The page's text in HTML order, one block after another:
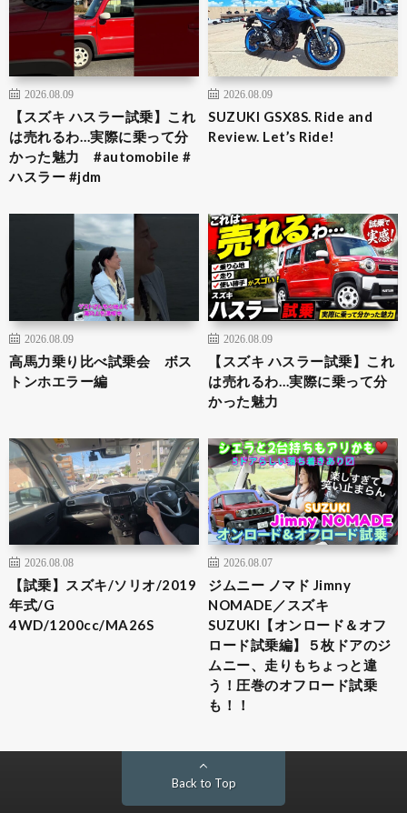
2026.08.09
【スズキ ハスラー試乗】これ
は売れるわ…実際に乗って分
かった魅力 #automobile #
ハスラー #jdm
2026.08.09
SUZUKI GSX8S. Ride and
Review. Let’s Ride!
2026.08.09
高馬力乗り比べ試乗会 ボス
トンホエラー編
2026.08.09
【スズキ ハスラー試乗】これ
は売れるわ…実際に乗って分
かった魅力
2026.08.08
【試乗】スズキ/ソリオ/2019
年式/G
4WD/1200cc/MA26S
2026.08.07
ジムニー ノマド Jimny
NOMADE／スズキ
SUZUKI【オンロード＆オフ
ロード試乗編】５枚ドアのジ
ムニー、走りもちょっと違
う！圧巻のオフロード試乗
も！！
Back to Top